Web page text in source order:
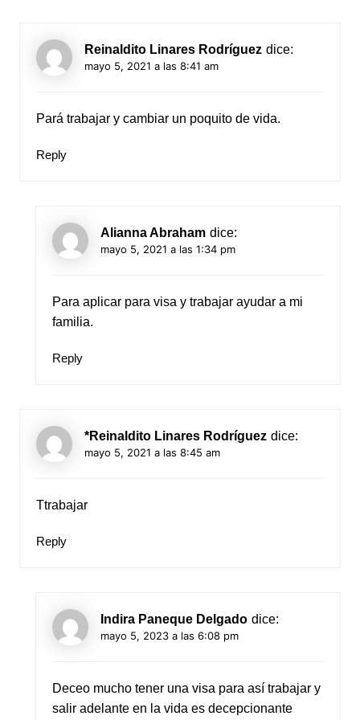
Reinaldito Linares Rodríguez dice:
mayo 5, 2021 a las 8:41 am
Pará trabajar y cambiar un poquito de vida.
Reply
Alianna Abraham dice:
mayo 5, 2021 a las 1:34 pm
Para aplicar para visa y trabajar ayudar a mi
familia.
Reply
*Reinaldito Linares Rodríguez dice:
mayo 5, 2021 a las 8:45 am
Ttrabajar
Reply
Indira Paneque Delgado dice:
mayo 5, 2023 a las 6:08 pm
Deceo mucho tener una visa para así trabajar y
salir adelante en la vida es decepcionante